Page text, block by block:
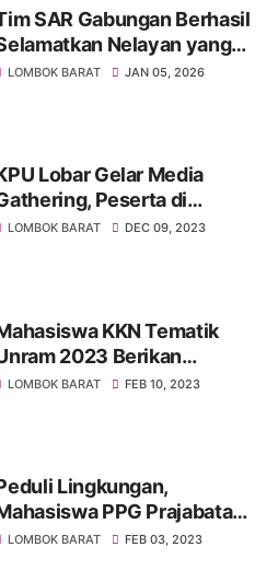
SAR Gabungan Berhasil
Nelayan yang
di Tengah Laut
LOMBOK BARAT JAN 05, 2026
Lobar Gelar Media
Peserta di
Turut Sukseskan
LOMBOK BARAT DEC 09, 2023
KKN Tematik
2023 Berikan
Pemanfaatan
LOMBOK BARAT FEB 10, 2023
Lingkungan,
PPG Prajabatan
Mataram Lakukan Aksi
LOMBOK BARAT FEB 03, 2023